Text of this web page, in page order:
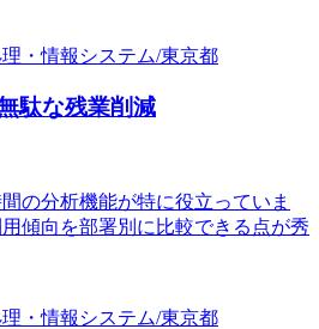
・情報システム/東京都
駄な残業削減
の分析機能が特に役立っていま
傾向を部署別に比較できる点が秀
・情報システム/東京都